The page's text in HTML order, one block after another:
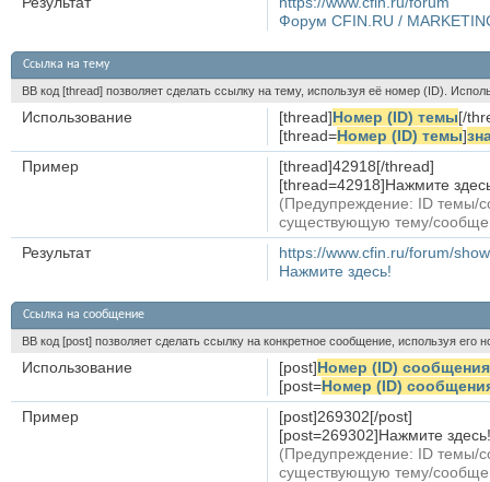
Форум CFIN.RU /
Ссылка на тему
BB код [thread] позволяет сделать ссылку на тему, используя её номер (ID).
[thread]Номер (ID) темы[/
[thread=Номер (ID) темы]
Использование
[thread]42918[/thread]
[thread=42918]Нажмите
(Предупреждение: ID темы/
существующую тему/
Пример
https://www.cfin.ru/forum/
Нажмите здесь!
Результат
Ссылка на сообщение
BB код [post] позволяет сделать ссылку на конкретное сообщение, используя
[post]Номер (ID) сообщения
[post=Номер (ID)
Использование
[post]269302[/post]
[post=269302]Нажмите
(Предупреждение: ID темы/
существующую тему/
Пример